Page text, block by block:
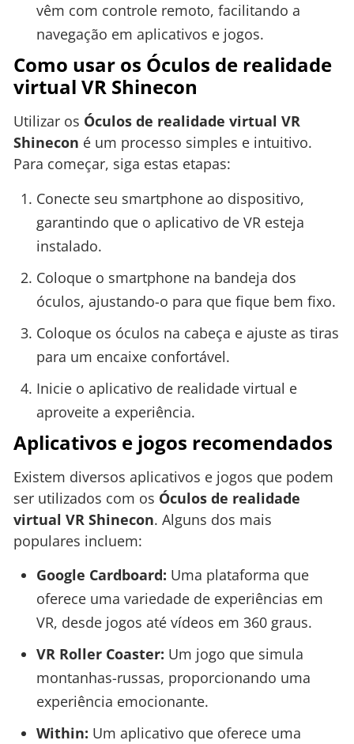
vêm com controle remoto, facilitando a
navegação em aplicativos e jogos.
Como usar os Óculos de realidade
virtual VR Shinecon
Utilizar os Óculos de realidade virtual VR
Shinecon é um processo simples e intuitivo.
Para começar, siga estas etapas:
Conecte seu smartphone ao dispositivo,
garantindo que o aplicativo de VR esteja
instalado.
Coloque o smartphone na bandeja dos
óculos, ajustando-o para que fique bem fixo.
Coloque os óculos na cabeça e ajuste as tiras
para um encaixe confortável.
Inicie o aplicativo de realidade virtual e
aproveite a experiência.
Aplicativos e jogos recomendados
Existem diversos aplicativos e jogos que podem
ser utilizados com os Óculos de realidade
virtual VR Shinecon. Alguns dos mais
populares incluem:
Google Cardboard: Uma plataforma que
oferece uma variedade de experiências em
VR, desde jogos até vídeos em 360 graus.
VR Roller Coaster: Um jogo que simula
montanhas-russas, proporcionando uma
experiência emocionante.
Within: Um aplicativo que oferece uma